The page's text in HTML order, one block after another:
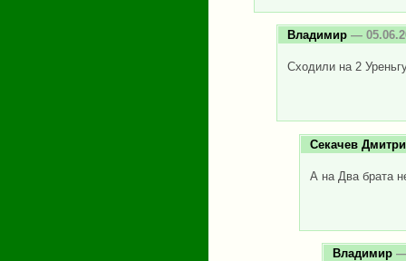
Владимир —
Сходили на 2
Секачев
А на Два брата
Владимир —